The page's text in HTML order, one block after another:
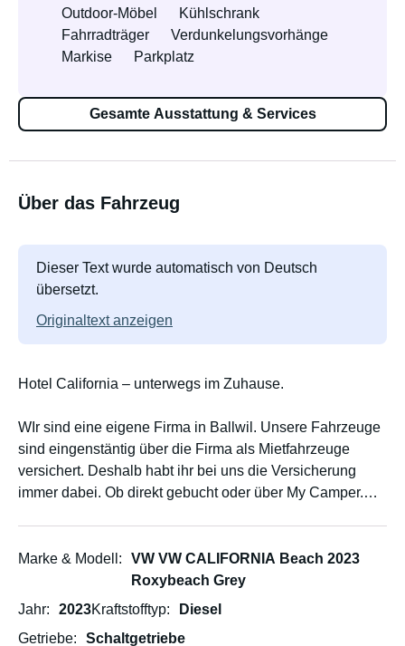
Outdoor-Möbel
Kühlschrank
Fahrradträger
Verdunkelungsvorhänge
Markise
Parkplatz
Gesamte Ausstattung & Services
Über das Fahrzeug
Dieser Text wurde automatisch von Deutsch
übersetzt.
Originaltext anzeigen
Hotel California – unterwegs im Zuhause.
WIr sind eine eigene Firma in Ballwil. Unsere Fahrzeuge
sind eingenstäntig über die Firma als Mietfahrzeuge
versichert. Deshalb habt ihr bei uns die Versicherung
immer dabei. Ob direkt gebucht oder über My Camper.
Roxybeach Campervan Ballwil
Mit unserem California Beach seid ihr frei, flexibel und
Marke & Modell
VW VW CALIFORNIA Beach 2023
Roxybeach Grey
Jahr
2023Kraftstofftyp
Diesel
Getriebe
Schaltgetriebe